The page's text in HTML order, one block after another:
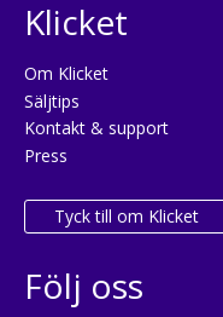
Klicket
Om Klicket
Säljtips
Kontakt & support
Press
Tyck till om Klicket
Följ oss